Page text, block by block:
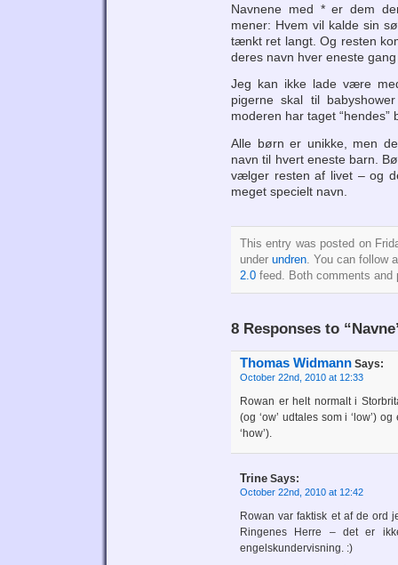
Navnene med * er dem
mener: Hvem vil kalde sin
tænkt ret langt. Og resten
deres navn hver eneste
Jeg kan ikke lade være
pigerne skal til
moderen har taget “hendes”
Alle børn er unikke, men
navn til hvert eneste barn.
vælger resten af livet – og
meget specielt navn.
This entry was posted on
underundren . You can
2.0 feed. Both comments and
8 Responses to
Thomas Widmann Says:
October 22nd, 2010 at 12:33
Rowan er helt normalt i
(og ‘ow’ udtales som i ‘low’)
‘how’).
Trine Says:
October 22nd, 2010 at 12:42
Rowan var faktisk et af de ord
Ringenes Herre – det er
engelskundervisning. :)